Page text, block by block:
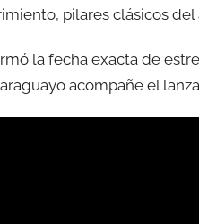
pilares clásicos
la fecha exacta de
acompañe el